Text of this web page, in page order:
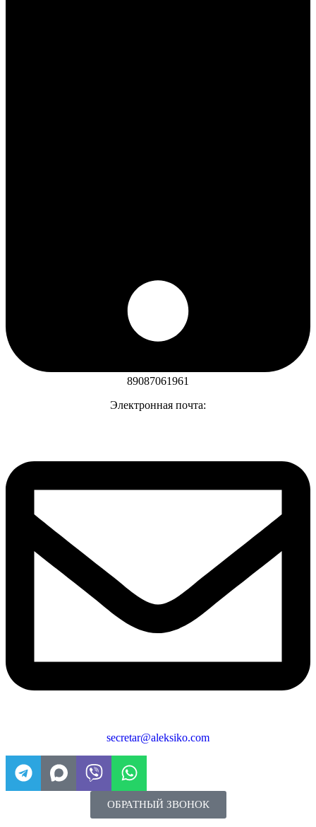
89087061961
Электронная почта:
secretar@aleksiko.com
ОБРАТНЫЙ ЗВОНОК